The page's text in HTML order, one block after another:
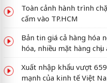
Toàn cảnh hành trình
cấm vào TP.HCM
Bản tin giá cả hàng hóa
hóa, nhiều mặt hàng chịu
Xuất nhập khẩu vượt
mạnh của kinh tế Việt